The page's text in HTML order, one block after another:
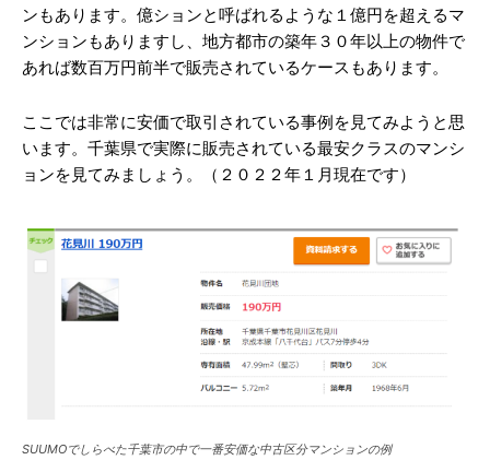
ンもあります。億ションと呼ばれるような１億円を超えるマ
ンションもありますし、地方都市の築年３０年以上の物件で
あれば数百万円前半で販売されているケースもあります。
ここでは非常に安価で取引されている事例を見てみようと思
います。千葉県で実際に販売されている最安クラスのマンシ
ョンを見てみましょう。（２０２２年１月現在です）
SUUMOでしらべた千葉市の中で一番安価な中古区分マンションの例